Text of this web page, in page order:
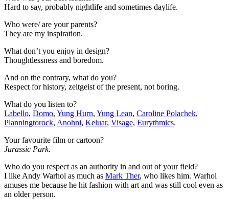
Hard to say, probably nightlife and sometimes daylife.
Who were/ are your parents?
They are my inspiration.
What don’t you enjoy in design?
Thoughtlessness and boredom.
And on the contrary, what do you?
Respect for history, zeitgeist of the present, not boring.
What do you listen to?
Labello, Domo, Yung Hurn, Yung Lean, Caroline Polachek,
Planningtorock, Anohni, Keluar, Visage, Eurythmics.
Your favourite film or cartoon?
Jurassic Park.
Who do you respect as an authority in and out of your field?
I like Andy Warhol as much as Mark Ther, who likes him. Warhol
amuses me because he hit fashion with art and was still cool even as
an older person.